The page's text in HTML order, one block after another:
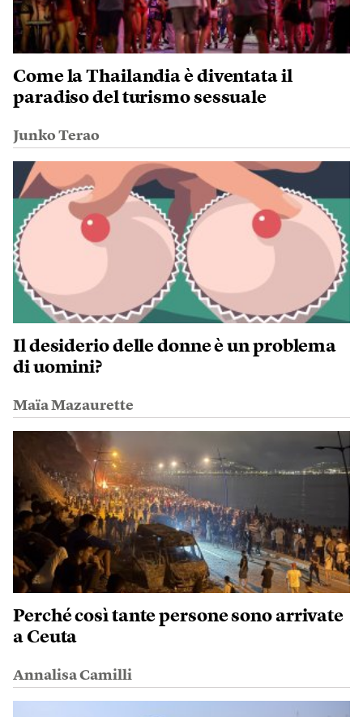
Come la Thailandia è diventata il
paradiso del turismo sessuale
Junko Terao
Il desiderio delle donne è un problema
di uomini?
Maïa Mazaurette
Perché così tante persone sono arrivate
a Ceuta
Annalisa Camilli